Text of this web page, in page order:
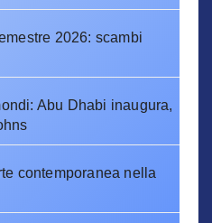
2026: scambi
Abu Dhabi inaugura,
contemporanea nella